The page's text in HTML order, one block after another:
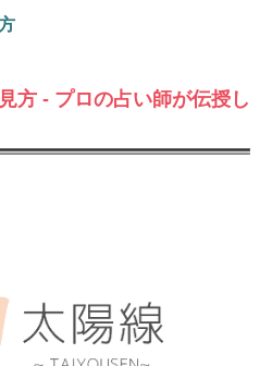
方 - プロの占い師が伝授し